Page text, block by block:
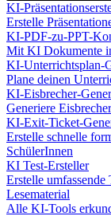
KI-
Erstelle
KI-PDF-zu-PPT-
Mit KI Dokumente
KI-Unterrichtsplan-
Plane deinen
KI-Eisbrecher-
Generiere
KI-Exit-Ticket-
Erstelle schnelle
SchülerInnen
KI Test-Ersteller
Erstelle umfassende
Lesematerial
Alle KI-Tools